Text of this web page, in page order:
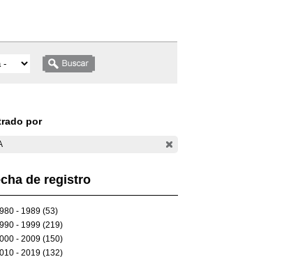
por
de registro
- 1989 (53)
- 1999 (219)
- 2009 (150)
- 2019 (132)